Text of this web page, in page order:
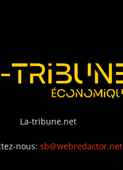
La-tribune.net
nous: sb@webredactor.net